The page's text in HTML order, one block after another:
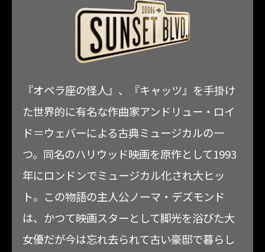
『オペラ座の怪人』、『キャッツ』を手掛け
た世界的に有名な作曲家アンドリュー・ロイ
ド＝ウェバーによる古典ミュージカルの一
つ。同名のハリウッド映画を原作として1993
年にロンドンでミュージカル化され大ヒッ
ト。この物語の主人公ノーマ・デズモンド
は、かつて映画スターとして脚光を浴びた大
女優だが今は忘れ去られて古い豪邸で暮らし